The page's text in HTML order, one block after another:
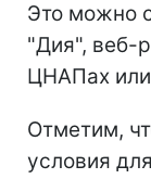
Это можно
"Дия", веб-
ЦНАПах
Отметим,
условия